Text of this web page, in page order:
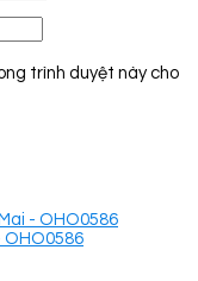
trình duyệt này cho